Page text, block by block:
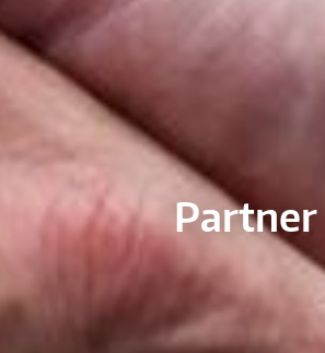
Partner